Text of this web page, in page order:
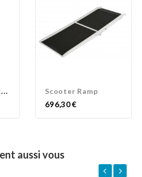
R
ampe Roll-Up largeur 90 cm Scooter Ramp
Prix
696,30 €
aussi vous